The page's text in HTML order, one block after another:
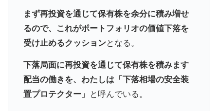
まず再投資を通じて保有株を余分に積み増せ
るので、これがポートフォリオの価値下落を
受け止めるクッションとなる。
下落局面に再投資を通じて保有株を積みます
配当の働きを、わたしは「下落相場の安全装
置プロテクター」
と呼んでいる。